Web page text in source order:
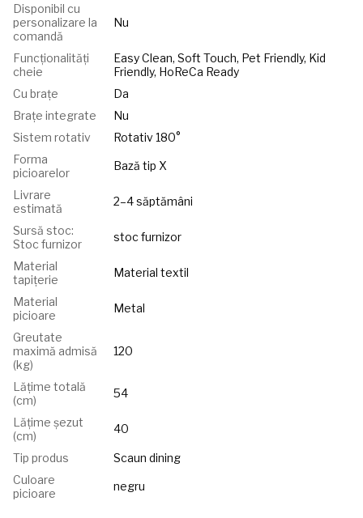
Disponibil cu
personalizare la
comandă
Nu
Funcționalități
cheie
Easy Clean, Soft Touch, Pet Friendly, Kid
Friendly, HoReCa Ready
Cu brațe
Da
Brațe integrate
Nu
Sistem rotativ
Rotativ 180°
Forma
picioarelor
Bază tip X
Livrare
estimată
2–4 săptămâni
Sursă stoc:
Stoc furnizor
stoc furnizor
Material
tapițerie
Material textil
Material
picioare
Metal
Greutate
maximă admisă
(kg)
120
Lățime totală
(cm)
54
Lățime șezut
(cm)
40
Tip produs
Scaun dining
Culoare
picioare
negru